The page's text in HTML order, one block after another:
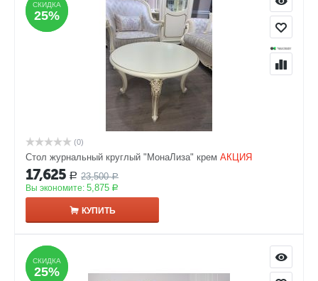
СКИДКА
25%
СКИДКА
25%
(0)
Стол журнальный круглый "МонаЛиза" крем АКЦИЯ
17,625 Р 23,500 Р
Вы экономите: 5,875 Р
КУПИТЬ
СКИДКА
25%
СКИДКА
25%